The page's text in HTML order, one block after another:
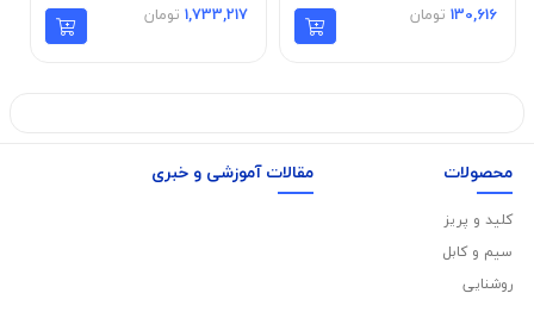
130,616 تومان 1,733,217 تومان
محصولات
کلید و پریز
سیم و کابل
روشنایی
مقالات آموزشی و خبری